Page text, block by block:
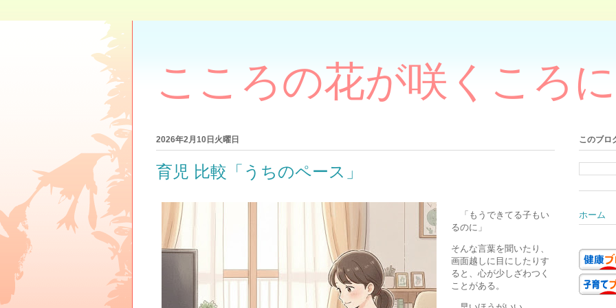
こころの花が咲くころに
2026年2月10日火曜日
育児 比較「うちのペース」
「もうできてる子もい
るのに」
そんな言葉を聞いたり、
画面越しに目にしたりす
ると、心が少しざわつく
ことがある。
このブロ
ホーム